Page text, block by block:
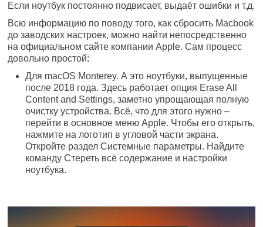
Если ноутбук постоянно подвисает, выдаёт ошибки и т.д.
Всю информацию по поводу того, как сбросить Macbook
до заводских настроек, можно найти непосредственно
на официальном сайте компании Apple. Сам процесс
довольно простой:
Для macOS Monterey. А это ноутбуки, выпущенные
после 2018 года. Здесь работает опция Erase All
Content and Settings, заметно упрощающая полную
очистку устройства. Всё, что для этого нужно –
перейти в основное меню Apple. Чтобы его открыть,
нажмите на логотип в угловой части экрана.
Откройте раздел Системные параметры. Найдите
команду Стереть всё содержание и настройки
ноутбука.